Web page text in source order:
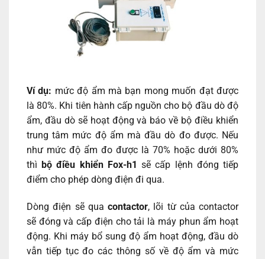
Ví dụ: mức độ ẩm mà bạn mong muốn đạt được
là 80%. Khi tiên hành cấp nguồn cho bộ đầu dò độ
ẩm, đầu dò sẽ hoạt động và báo về bộ điều khiển
trung tâm mức độ ẩm mà đầu dò đo được. Nếu
như mức độ ẩm đo được là 70% hoặc dưới 80%
thìbộ điều khiển Fox-h1 sẽ cấp lệnh đóng tiếp
điểm cho phép dòng điện đi qua.
Dòng điện sẽ qua contactor, lõi từ của contactor
sẽ đóng và cấp điện cho tải là máy phun ẩm hoạt
động. Khi máy bổ sung độ ẩm hoạt động, đầu dò
vẫn tiếp tục đo các thông số về độ ẩm và mức